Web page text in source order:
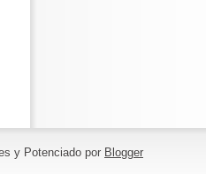
y Potenciado por Blogger